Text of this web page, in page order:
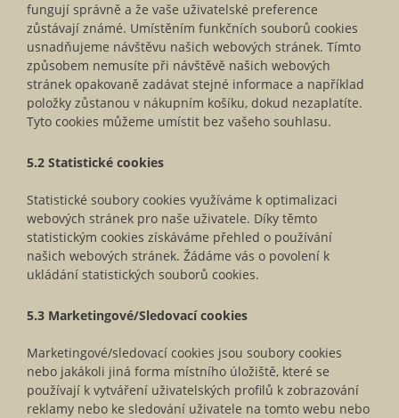
fungují správně a že vaše uživatelské preference
zůstávají známé. Umístěním funkčních souborů cookies
usnadňujeme návštěvu našich webových stránek. Tímto
způsobem nemusíte při návštěvě našich webových
stránek opakovaně zadávat stejné informace a například
položky zůstanou v nákupním košíku, dokud nezaplatíte.
Tyto cookies můžeme umístit bez vašeho souhlasu.
5.2 Statistické cookies
Statistické soubory cookies využíváme k optimalizaci
webových stránek pro naše uživatele. Díky těmto
statistickým cookies získáváme přehled o používání
našich webových stránek. Žádáme vás o povolení k
ukládání statistických souborů cookies.
5.3 Marketingové/Sledovací cookies
Marketingové/sledovací cookies jsou soubory cookies
nebo jakákoli jiná forma místního úložiště, které se
používají k vytváření uživatelských profilů k zobrazování
reklamy nebo ke sledování uživatele na tomto webu nebo